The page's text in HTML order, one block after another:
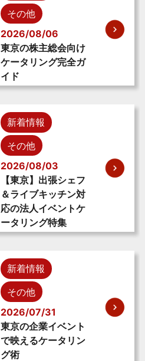
その他
2026/08/06
東京の株主総会向け
ケータリング完全ガ
イド
新着情報
その他
2026/08/03
【東京】出張シェフ
＆ライブキッチン対
応の法人イベントケ
ータリング特集
新着情報
その他
2026/07/31
東京の企業イベント
で映えるケータリン
グ術